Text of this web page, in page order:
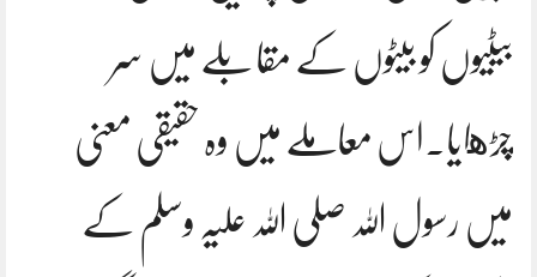
بیٹیوں کو بیٹوں کے مقابلے میں سر
چڑهایا.اس معاملے میں وہ حقیقی معنی
میں رسول اللہ صلی اللہ علیہ وسلم کے